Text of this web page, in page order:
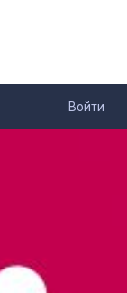
Войти